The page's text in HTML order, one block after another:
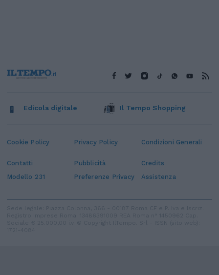
Cookie Policy Privacy Policy Condizioni Generali
Contatti Pubblicità
Credits
Modello 231
Preferenze Privacy Assistenza
Edicola digitale Il Tempo Shopping